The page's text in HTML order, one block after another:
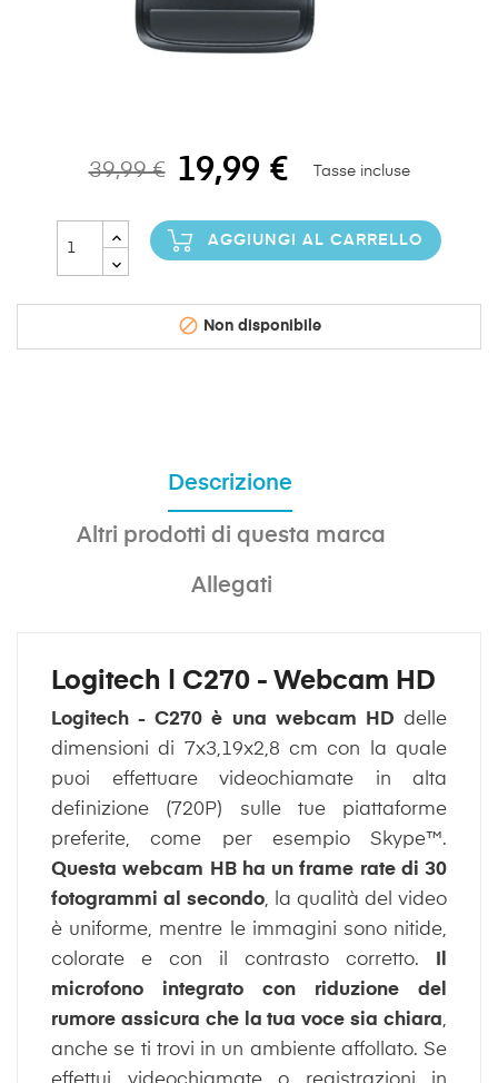
39,99 € 19,99 € Tasse incluse
AGGIUNGI AL CARRELLO
 Non disponibile
Descrizione
Altri prodotti di questa marca
Allegati
Logitech | C270 - Webcam HD
Logitech - C270 è una webcam HD delle
dimensioni di 7x3,19x2,8 cm con la quale
puoi effettuare videochiamate in alta
definizione (720P) sulle tue piattaforme
preferite, come per esempio Skype™.
Questa webcam HB ha un frame rate di 30
fotogrammi al secondo, la qualità del video
è uniforme, mentre le immagini sono nitide,
colorate e con il contrasto corretto.
microfono integrato con riduzione del
rumore assicura che la tua voce sia chiara,
anche se ti trovi in ​​un ambiente affollato. Se